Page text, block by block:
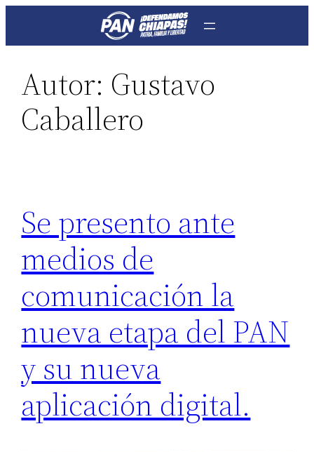
Autor: Gustavo
Caballero
Se presento ante
medios de
comunicación la
nueva etapa del PAN
y su nueva
aplicación digital.